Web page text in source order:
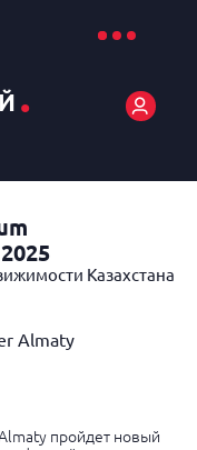
.
Казахстана
Almaty
пройдет новый